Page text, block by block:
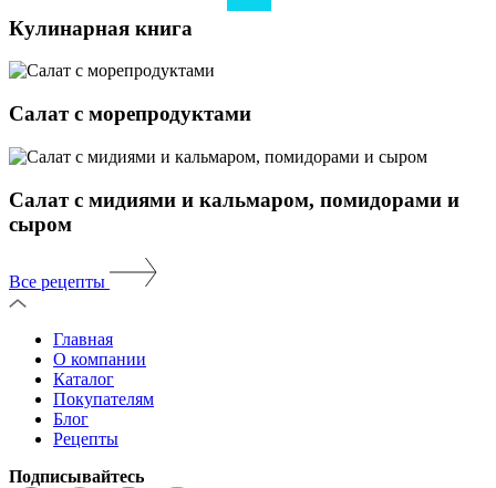
Кулинарная книга
Салат с морепродуктами
Салат с мидиями и кальмаром, помидорами и
сыром
Все рецепты
Главная
О компании
Каталог
Покупателям
Блог
Рецепты
Подписывайтесь